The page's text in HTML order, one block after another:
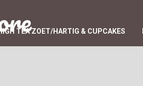
TEA ZOET/HARTIG & CUPCAKES